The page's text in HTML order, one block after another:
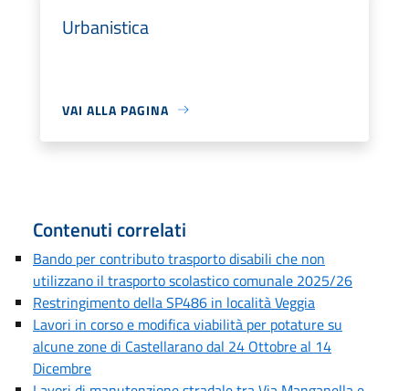
Urbanistica
VAI ALLA PAGINA
Contenuti correlati
Bando per contributo trasporto disabili che non
utilizzano il trasporto scolastico comunale 2025/26
Restringimento della SP486 in località Veggia
Lavori in corso e modifica viabilità per potature su
alcune zone di Castellarano dal 24 Ottobre al 14
Dicembre